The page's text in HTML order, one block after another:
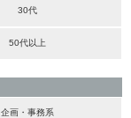
30代
50代以上
企画・事務系